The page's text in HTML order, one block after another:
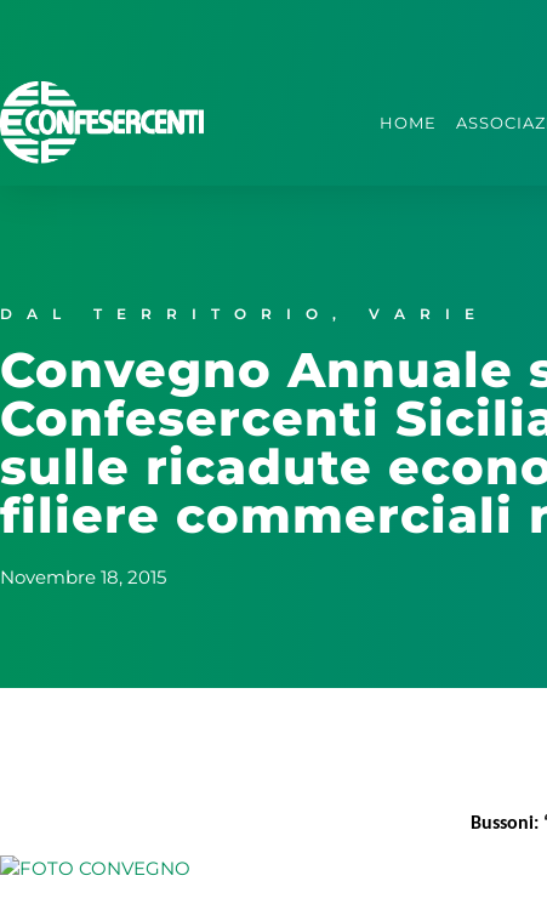
HOME
DAL TERRITORIO , VARIE
Convegno Annuale
Confesercenti
sulle ricadute
filiere commerciali
Novembre 18, 2015
Bussoni: